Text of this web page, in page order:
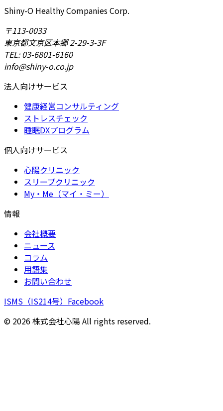
Shiny-O Healthy Companies Corp.
〒113-0033
東京都文京区本郷 2-29-3-3F
TEL: 03-6801-6160
info@shiny-o.co.jp
法人向けサービス
健康経営コンサルティング
ストレスチェック
睡眠DXプログラム
個人向けサービス
心陽クリニック
スリープクリニック
My・Me（マイ・ミー）
情報
会社概要
ニュース
コラム
用語集
お問い合わせ
ISMS（IS214号） Facebook
© 2026株式会社心陽 All rights reserved.